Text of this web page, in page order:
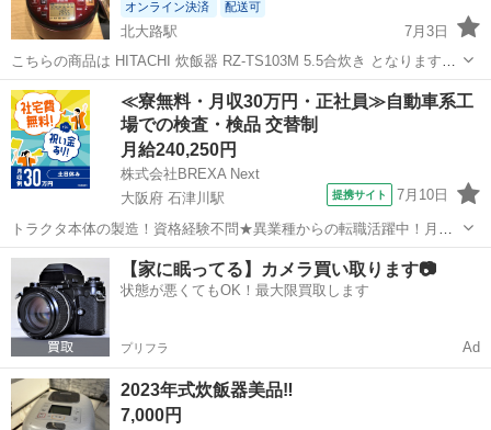
オンライン決済 配送可
北大路駅
7月3日
こちらの商品は HITACHI 炊飯器 RZ-TS103M 5.5合炊き となります！
所々に若干の使用感はございますが、年式の割に綺麗で使用に関する
問題もございません！ 詳しくは写真をご確認ください！ あくまで中...
京都 京都市 北大路駅 キッチン家電
≪寮無料・月収30万円・正社員≫自動車系工
場での検査・検品 交替制
月給240,250円
株式会社BREXA Next
大阪府 石津川駅
提携サイト 7月10日
トラクタ本体の製造！資格経験不問★異業種からの転職活躍中！月収
例29万円以上！生活支援物資事前対応可◎即日入寮OK！寮費はずっと
無料＆備品付き1R寮完備！赴任旅費会社負担！工場まで無料送迎あり
◎《大阪府堺市》 人気の工場の...
大阪 堺市 石津川駅 その他
【家に眠ってる】カメラ買い取ります📷
状態が悪くてもOK！最大限買取します
プリフラ Ad
2023年式炊飯器美品‼️
7,000円